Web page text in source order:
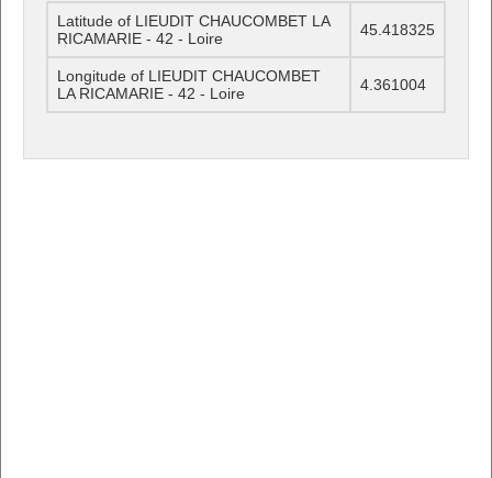
Latitude of LIEUDIT CHAUCOMBET LA
RICAMARIE - 42 - Loire
45.418325
Longitude of LIEUDIT CHAUCOMBET
LA RICAMARIE - 42 - Loire
4.361004